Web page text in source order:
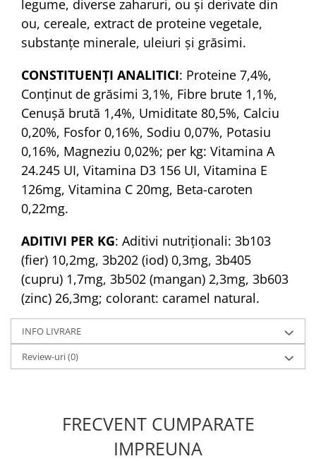
legume, diverse zaharuri, ou și derivate din
ou, cereale, extract de proteine vegetale,
substanţe minerale, uleiuri și grăsimi.
CONSTITUENŢI ANALITICI: Proteine 7,4%,
Conținut de grăsimi 3,1%, Fibre brute 1,1%,
Cenușă brută 1,4%, Umiditate 80,5%, Calciu
0,20%, Fosfor 0,16%, Sodiu 0,07%, Potasiu
0,16%, Magneziu 0,02%; per kg: Vitamina A
24.245 UI, Vitamina D3 156 UI, Vitamina E
126mg, Vitamina C 20mg, Beta-caroten
0,22mg.
ADITIVI PER KG: Aditivi nutriţionali: 3b103
(fier) 10,2mg, 3b202 (iod) 0,3mg, 3b405
(cupru) 1,7mg, 3b502 (mangan) 2,3mg, 3b603
(zinc) 26,3mg; colorant: caramel natural.
INFO LIVRARE
Review-uri(0)
FRECVENT CUMPARATE
IMPREUNA